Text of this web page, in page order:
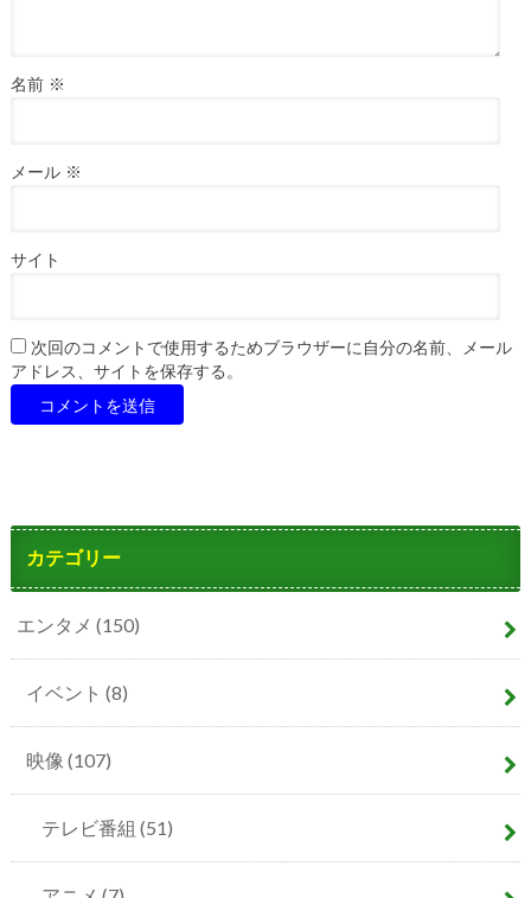
名前 ※
メール ※
サイト
次回のコメントで使用するためブラウザーに自分の名前、メール
アドレス、サイトを保存する。
カテゴリー
エンタメ (150)
イベント (8)
映像 (107)
テレビ番組 (51)